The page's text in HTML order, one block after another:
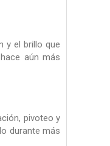
y el brillo que
aún más
pivoteo y
durante más